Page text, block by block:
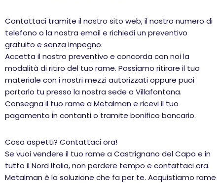
Contattaci tramite il nostro sito web, il nostro numero di
telefono o la nostra email e richiedi un preventivo
gratuito e senza impegno.
Accetta il nostro preventivo e concorda con noi la
modalità di ritiro del tuo rame. Possiamo ritirare il tuo
materiale con i nostri mezzi autorizzati oppure puoi
portarlo tu presso la nostra sede a Villafontana.
Consegna il tuo rame a Metalman e ricevi il tuo
pagamento in contanti o tramite bonifico bancario.
Cosa aspetti? Contattaci ora!
Se vuoi vendere il tuo rame a Castrignano del Capo e in
tutto il Nord Italia, non perdere tempo e contattaci ora.
Metalman è la soluzione che fa per te. Acquistiamo rame